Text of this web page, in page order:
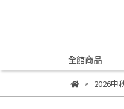
全館商品
2026中